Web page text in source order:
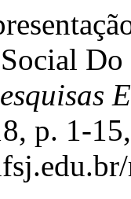
p. 1-15,